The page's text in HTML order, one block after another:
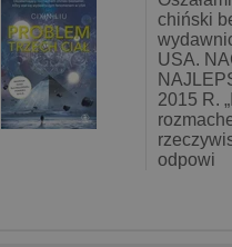
chiński
USA.
2015 R.
odpowi